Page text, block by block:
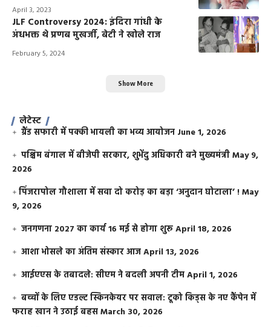
April 3, 2023
JLF Controversy 2024: इंदिरा गांधी के
अंधभक्त थे प्रणब मुखर्जी, बेटी ने खोले राज
February 5, 2024
Show More
लेटेस्ट
ग्रैंड सफारी में पक्की भायली का भव्य आयोजन June 1, 2026
पश्चिम बंगाल में बीजेपी सरकार, शुभेंदु अधिकारी बने मुख्यमंत्रीMay 9,
2026
​पिंजरापोल गौशाला में सवा दो करोड़ का बड़ा ‘अनुदान घोटाला’ !May
9, 2026
जनगणना 2027 का कार्य 16 मई से होगा शुरूApril 18, 2026
आशा भोसले का अंतिम संस्कार आजApril 13, 2026
आईएएस के तबादले: सीएम ने बदली अपनी टीमApril 1, 2026
बच्चों के लिए एडल्ट स्किनकेयर पर सवाल: टूको किड्स के नए कैंपेन में
फराह खान ने उठाई बहसMarch 30, 2026